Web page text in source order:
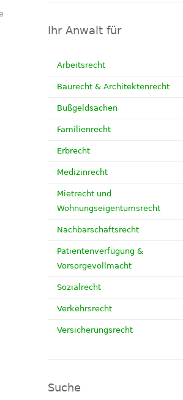
Ihr Anwalt für
Arbeitsrecht
Baurecht & Architektenrecht
Bußgeldsachen
Familienrecht
Erbrecht
Medizinrecht
Mietrecht und
Wohnungseigentumsrecht
Nachbarschaftsrecht
Patientenverfügung &
Vorsorgevollmacht
Sozialrecht
Verkehrsrecht
Versicherungsrecht
Suche